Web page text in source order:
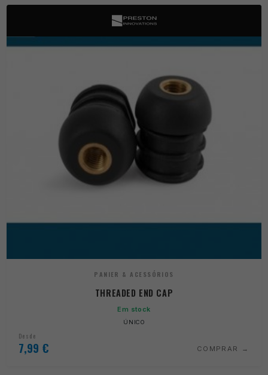
PANIER & ACESSÓRIOS
THREADED END CAP
Em stock
ÚNICO
Desde
7,99 € COMPRAR